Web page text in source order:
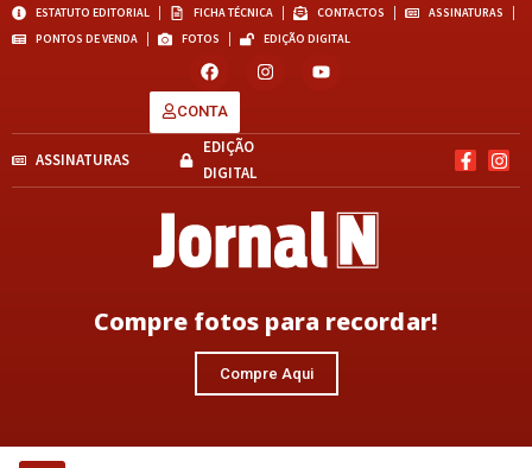
ESTATUTO EDITORIAL FICHA TÉCNICA CONTACTOS
ASSINATURAS
PONTOS DE VENDA
FOTOS EDIÇÃO DIGITAL
CONTA
ASSINATURAS
EDIÇÃO
DIGITAL
Compre fotos para recordar!
Compre Aqui